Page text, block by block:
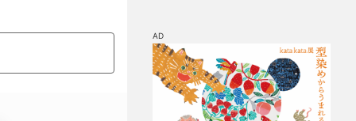
チケット割引
AD